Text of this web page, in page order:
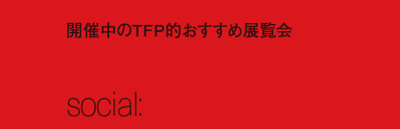
開催中のTFP的おすすめ展覧会
social: